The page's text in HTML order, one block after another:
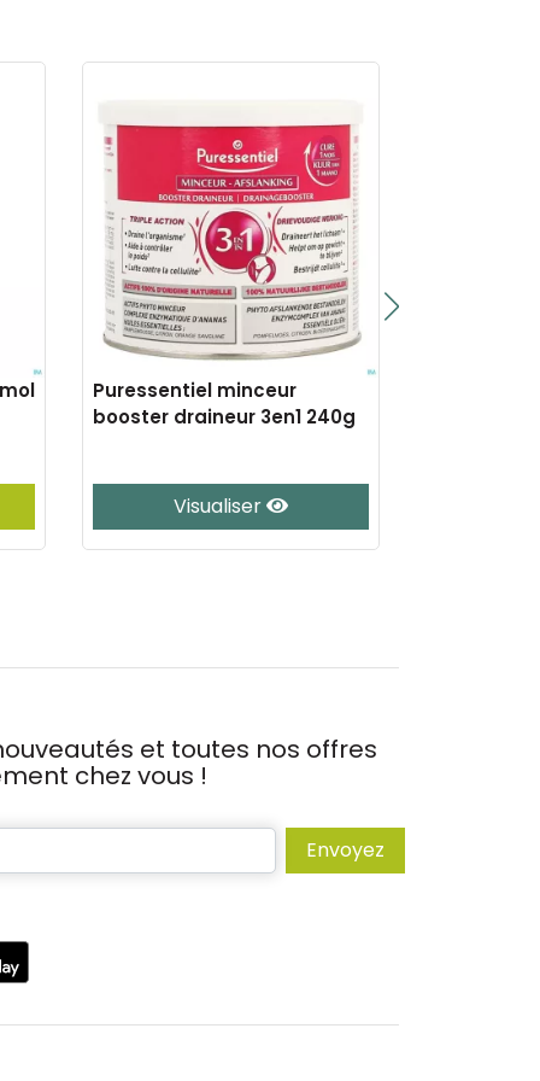
Puressentiel minceur
booster draineur 3en1 240g
Visualiser
et toutes nos offres
chez vous !
Envoyez